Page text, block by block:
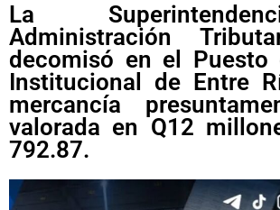
La
Administración
decomisó en el Puesto
Institucional de Entre
mercancía
valorada en Q12
792.87.